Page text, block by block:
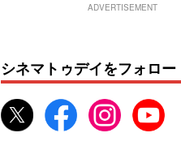
U-NEXTで見る
ADVERTISEMENT
シネマトゥデイをフォロー